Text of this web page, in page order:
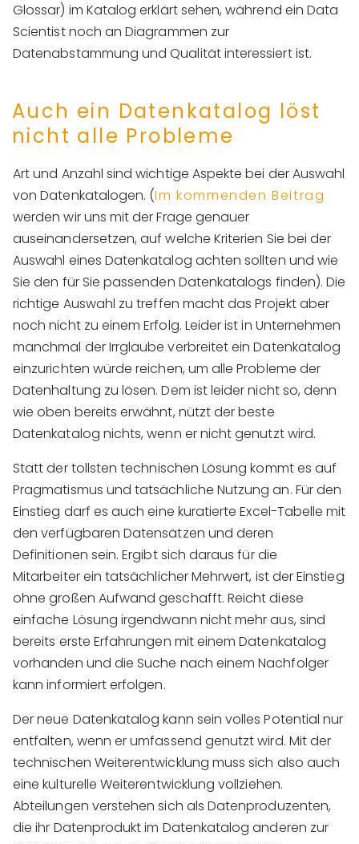
Glossar) im Katalog erklärt sehen, während ein Data
Scientist noch an Diagrammen zur
Datenabstammung und Qualität interessiert ist.
Auch ein Datenkatalog löst
nicht alle Probleme
Art und Anzahl sind wichtige Aspekte bei der Auswahl
von Datenkatalogen. (Im kommenden Beitrag
werden wir uns mit der Frage genauer
auseinandersetzen, auf welche Kriterien Sie bei der
Auswahl eines Datenkatalog achten sollten und wie
Sie den für Sie passenden Datenkatalogs finden). Die
richtige Auswahl zu treffen macht das Projekt aber
noch nicht zu einem Erfolg. Leider ist in Unternehmen
manchmal der Irrglaube verbreitet ein Datenkatalog
einzurichten würde reichen, um alle Probleme der
Datenhaltung zu lösen. Dem ist leider nicht so, denn
wie oben bereits erwähnt, nützt der beste
Datenkatalog nichts, wenn er nicht genutzt wird.
Statt der tollsten technischen Lösung kommt es auf
Pragmatismus und tatsächliche Nutzung an. Für den
Einstieg darf es auch eine kuratierte Excel-Tabelle mit
den verfügbaren Datensätzen und deren
Definitionen sein. Ergibt sich daraus für die
Mitarbeiter ein tatsächlicher Mehrwert, ist der Einstieg
ohne großen Aufwand geschafft. Reicht diese
einfache Lösung irgendwann nicht mehr aus, sind
bereits erste Erfahrungen mit einem Datenkatalog
vorhanden und die Suche nach einem Nachfolger
kann informiert erfolgen.
Der neue Datenkatalog kann sein volles Potential nur
entfalten, wenn er umfassend genutzt wird. Mit der
technischen Weiterentwicklung muss sich also auch
eine kulturelle Weiterentwicklung vollziehen.
Abteilungen verstehen sich als Datenproduzenten,
die ihr Datenprodukt im Datenkatalog anderen zur